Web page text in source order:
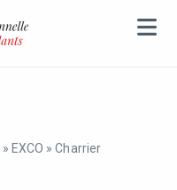
» EXCO »Charrier